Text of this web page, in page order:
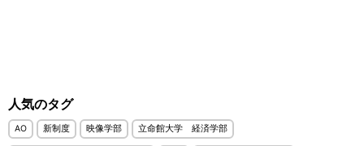
人気のタグ
AO 新制度 映像学部 立命館大学 経済学部